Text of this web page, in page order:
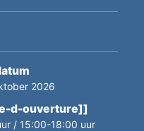
2026
d-ouverture]]
/ 15:00-18:00 uur